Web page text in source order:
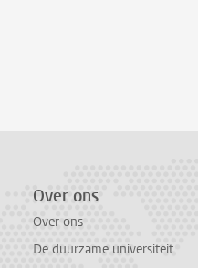
Over ons
Over ons
De duurzame universiteit